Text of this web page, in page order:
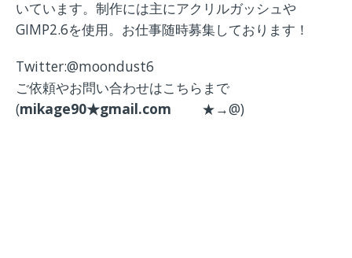
いています。制作には主にアクリルガッシュや
GIMP2.6を使用。お仕事随時募集しております！
Twitter:@moondust6
ご依頼やお問い合わせはこちらまで
(mikage90★gmail.com ★→@)